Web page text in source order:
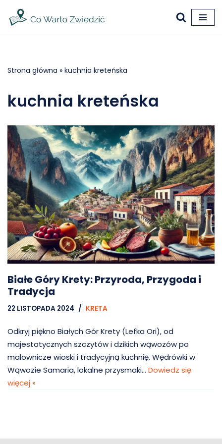
Przejdź
Strona główna » kuchnia kreteńska
kuchnia kreteńska
Białe Góry Krety: Przyroda, Przygoda i
Tradycja
22 LISTOPADA 2024 KRETA
Odkryj piękno Białych Gór Krety (Lefka Ori), od
majestatycznych szczytów i dzikich wąwozów po
malownicze wioski i tradycyjną kuchnię. Wędrówki w
Wąwozie Samaria, lokalne przysmaki… Dowiedz się
więcej »